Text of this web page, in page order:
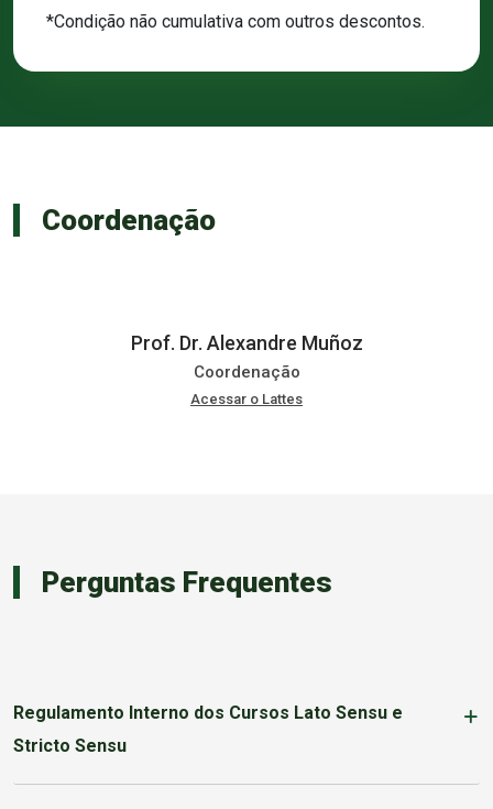
*Condição não cumulativa com outros descontos.
Coordenação
Prof. Dr. Alexandre Muñoz
Coordenação
Acessar o Lattes
Perguntas Frequentes
Regulamento Interno dos Cursos Lato Sensu e
Stricto Sensu